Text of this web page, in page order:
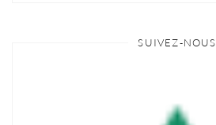
SUIVEZ-NOUS